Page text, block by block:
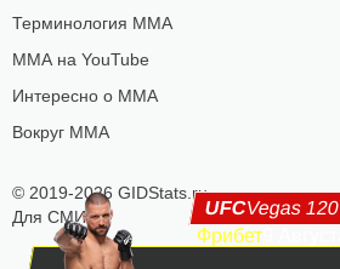
© 2019-2026 GIDStats.ru
Для СМИ
Терминология ММА
ММА на YouTube
Интересно о ММА
Вокруг ММА
UFCVegas 120
9 Августа
Фрибет